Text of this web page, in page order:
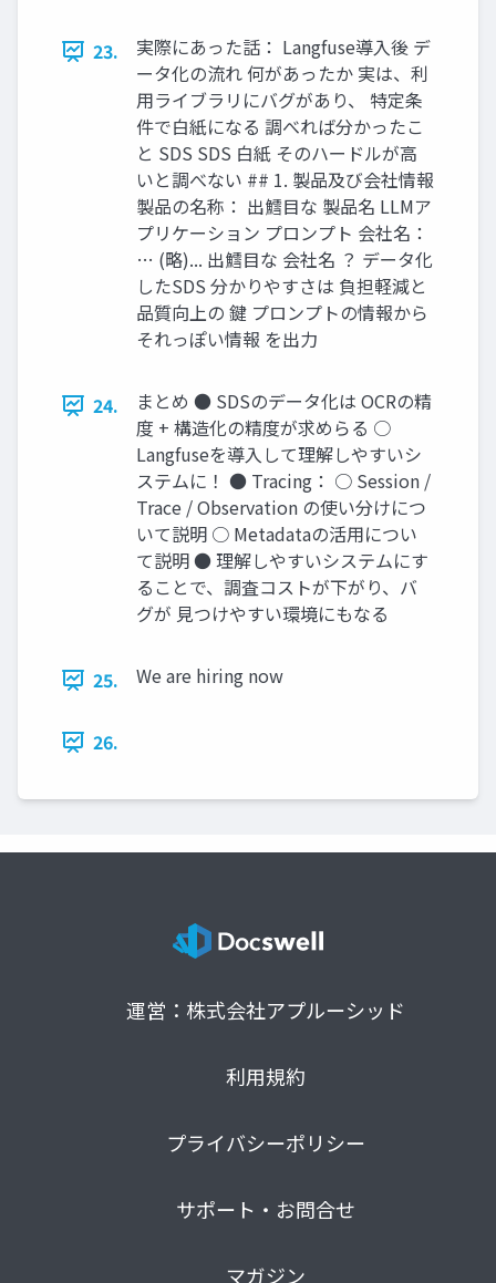
23.
実際にあった話： Langfuse導入後 デ
ータ化の流れ 何があったか 実は、利
用ライブラリにバグがあり、 特定条
件で白紙になる 調べれば分かったこ
と SDS SDS 白紙 そのハードルが高
いと調べない ## 1. 製品及び会社情報
製品の名称： 出鱈目な 製品名 LLMア
プリケーション プロンプト 会社名：
… (略)... 出鱈目な 会社名 ？ データ化
したSDS 分かりやすさは 負担軽減と
品質向上の 鍵 プロンプトの情報から
それっぽい情報 を出力
24.
まとめ ● SDSのデータ化は OCRの精
度 + 構造化の精度が求めらる ○
Langfuseを導入して理解しやすいシ
ステムに！ ● Tracing： ○ Session /
Trace / Observation の使い分けにつ
いて説明 ○ Metadataの活用につい
て説明 ● 理解しやすいシステムにす
ることで、調査コストが下がり、バ
グが 見つけやすい環境にもなる
25. We are hiring now
26.
運営：株式会社アプルーシッド
利用規約
プライバシーポリシー
サポート・お問合せ
マガジン